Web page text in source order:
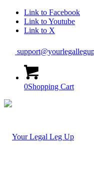
Link to Facebook
Link to Youtube
Link to X
0Shopping Cart